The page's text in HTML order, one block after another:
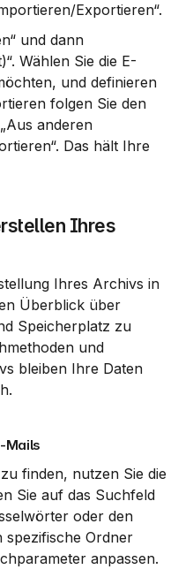
Exportieren“.
und dann
Wählen Sie die E-
und definieren
folgen Sie den
anderen
Das hält Ihre
Ihres
Ihres Archivs in
Überblick über
Speicherplatz zu
und
bleiben Ihre Daten
Mails
finden, nutzen Sie die
Sie auf das Suchfeld
oder den
spezifische Ordner
anpassen.